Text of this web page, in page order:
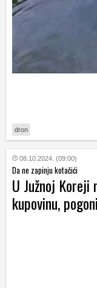
dron
08.10.2024. (09:00)
Da ne zapinju kotačići
U Južnoj
kupovinu,